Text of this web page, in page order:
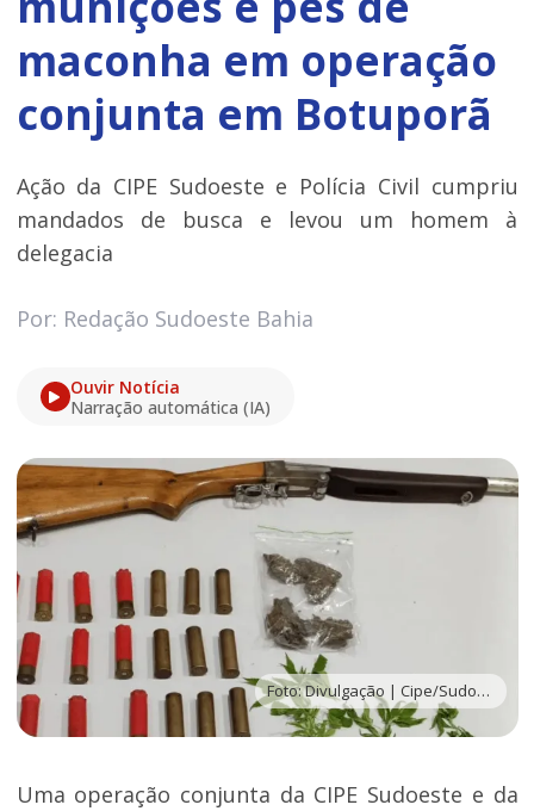
maconha em operação
conjunta em Botuporã
Ação da CIPE Sudoeste e Polícia Civil cumpriu
mandados de busca e levou um homem à
delegacia
Por: Redação Sudoeste Bahia
Ouvir Notícia
Narração automática (IA)
Foto: Divulgação | Cipe/Sudoeste
Uma operação conjunta da CIPE Sudoeste e da